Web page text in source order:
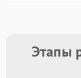
Этапы